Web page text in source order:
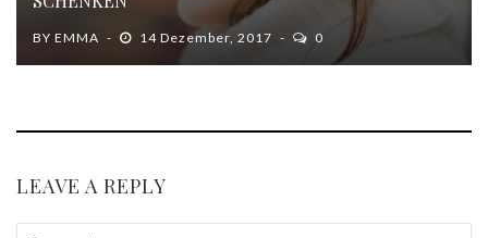
BY EMMA 14 Dezember, 2017 0
LEAVE A REPLY